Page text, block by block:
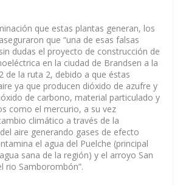
que estas plantas generan, los
que “una de esas falsas
dudas el proyecto de construcción de
en la ciudad de Brandsen a la
de la ruta 2, debido a que éstas
ya que producen dióxido de azufre y
de carbono, material particulado y
como el mercurio, a su vez
climático a través de la
aire generando gases de efecto
el agua del Puelche (principal
sana de la región) y el arroyo San
rio Samborombón”.